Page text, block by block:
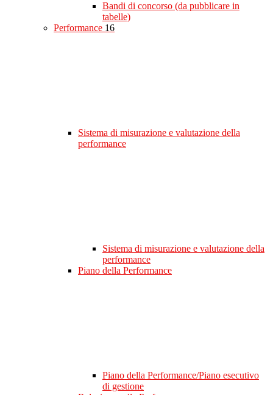
Bandi di concorso (da pubblicare in
tabelle)
Performance 16
Sistema di misurazione e valutazione della
performance
Sistema di misurazione e valutazione della
performance
Piano della Performance
Piano della Performance/Piano esecutivo
di gestione